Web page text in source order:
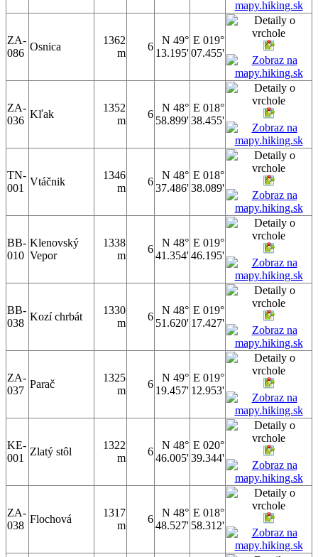
ZA-
086
Osnica
1362
m
6
N 49°
13.195'
E 019°
07.455'
ZA-
036
Kľak
1352
m
6
N 48°
58.899'
E 018°
38.455'
TN-
001
Vtáčnik
1346
m
6
N 48°
37.486'
E 018°
38.089'
BB-
010
Klenovský
Vepor
1338
m
6
N 48°
41.354'
E 019°
46.195'
BB-
038
Kozí chrbát
1330
m
6
N 48°
51.620'
E 019°
17.427'
ZA-
037
Parač
1325
m
6
N 49°
19.457'
E 019°
12.953'
KE-
001
Zlatý stôl
1322
m
6
N 48°
46.005'
E 020°
39.344'
ZA-
038
Flochová
1317
m
6
N 48°
48.527'
E 018°
58.312'